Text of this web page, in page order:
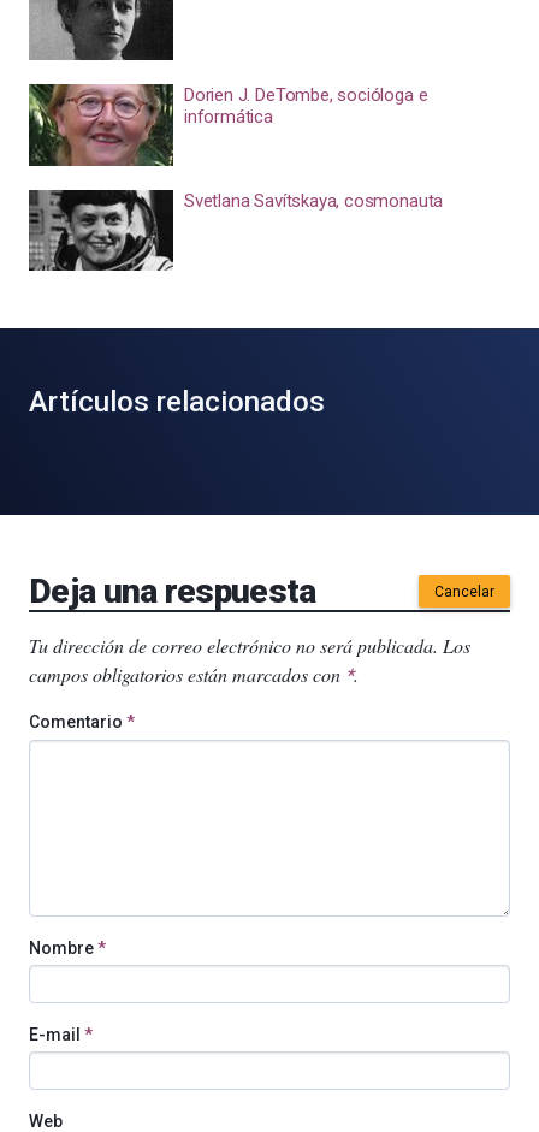
Dorien J. DeTombe, socióloga e
informática
Svetlana Savítskaya, cosmonauta
Artículos relacionados
Deja una respuesta Cancelar
Tu dirección de correo electrónico no será publicada. Los
campos obligatorios están marcados con *.
Comentario *
Nombre*
E-mail *
Web